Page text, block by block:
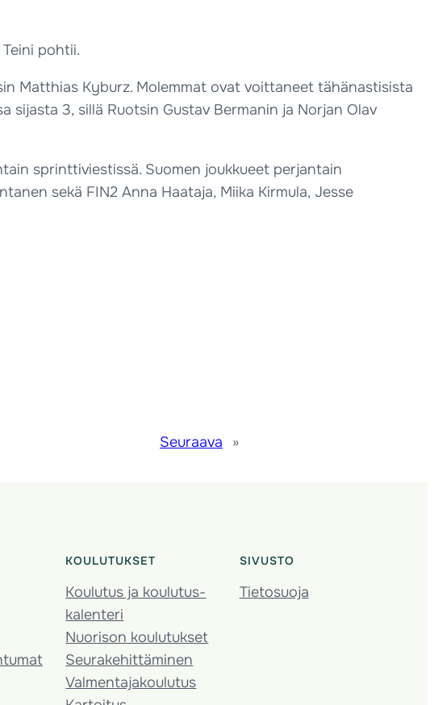
pohtii.
Matthias Kyburz. Molemmat ovat voittaneet tähänastisista
sijasta 3, sillä Ruotsin Gustav Bermanin ja Norjan Olav
sprinttiviestissä. Suomen joukkueet perjantain
sekä FIN2 Anna Haataja, Miika Kirmula, Jesse
Seuraava »
KOULUTUKSET
Koulutus ja koulutus­
kalenteri
Nuorison koulutukset
Seura­kehittäminen
Valmentaja­koulutus
SIVUSTO
Tietosuoja